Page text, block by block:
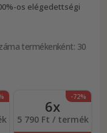
os elégedettségi
termékenként: 30
-72%
6x
5 790 Ft / termék